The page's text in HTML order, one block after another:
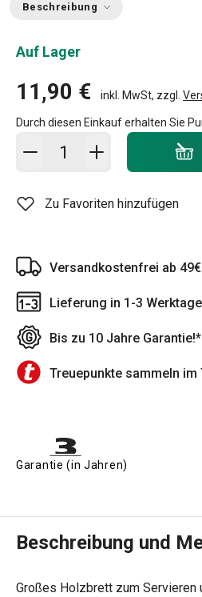
Beschreibung
Auf Lager
11,90 € inkl. MwSt, zzgl.
Durch diesen Einkauf erhalten Sie
In den Warenkorb - Menge
Zu Favoriten hinzufügen
Versandkostenfrei ab 49€
Lieferung in 1-3
Bis zu 10 Jahre Garantie!*
Treuepunkte sammeln im
Garantie (in Jahren)
Beschreibung und
Großes Holzbrett zum Servieren